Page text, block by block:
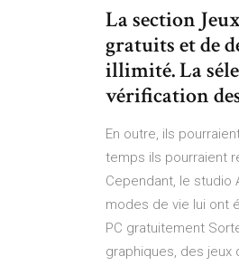
La section
gratuits et de
illimité. La
vérification
En outre, ils
temps ils pourraient
Cependant, le studio
modes de vie lui ont
PC gratuitement
graphiques, des jeux